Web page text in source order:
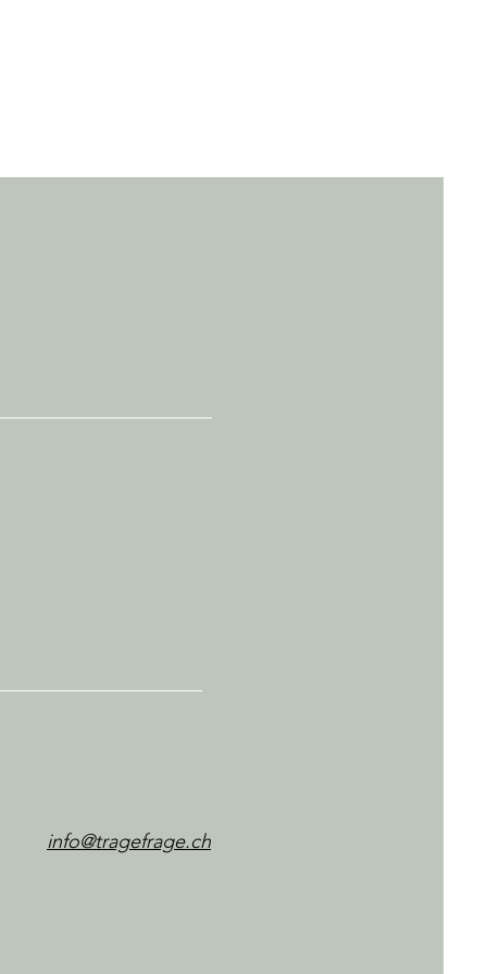
info@tragefrage.ch